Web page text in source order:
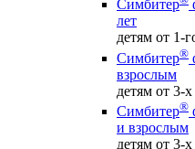
Симбитер
лет
детям от 1-
Симбитер®
взрослым
детям от 3-
Симбитер®
и взрослым
детям от 3-